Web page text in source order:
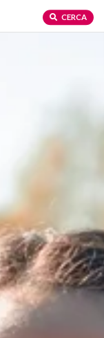
CERCA